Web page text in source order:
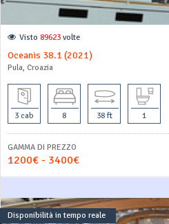
Visto 89623 volte
Oceanis 38.1 (2021)
Pula, Croazia
3 cab 8 38 ft 1
GAMMA DI PREZZO
1200€ - 3400€
Disponibilità in tempo reale